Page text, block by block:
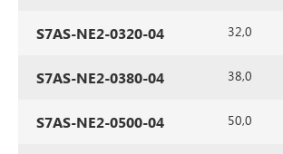
S7AS-NE2-0320-04 32,0
S7AS-NE2-0380-04 38,0
S7AS-NE2-0500-04 50,0